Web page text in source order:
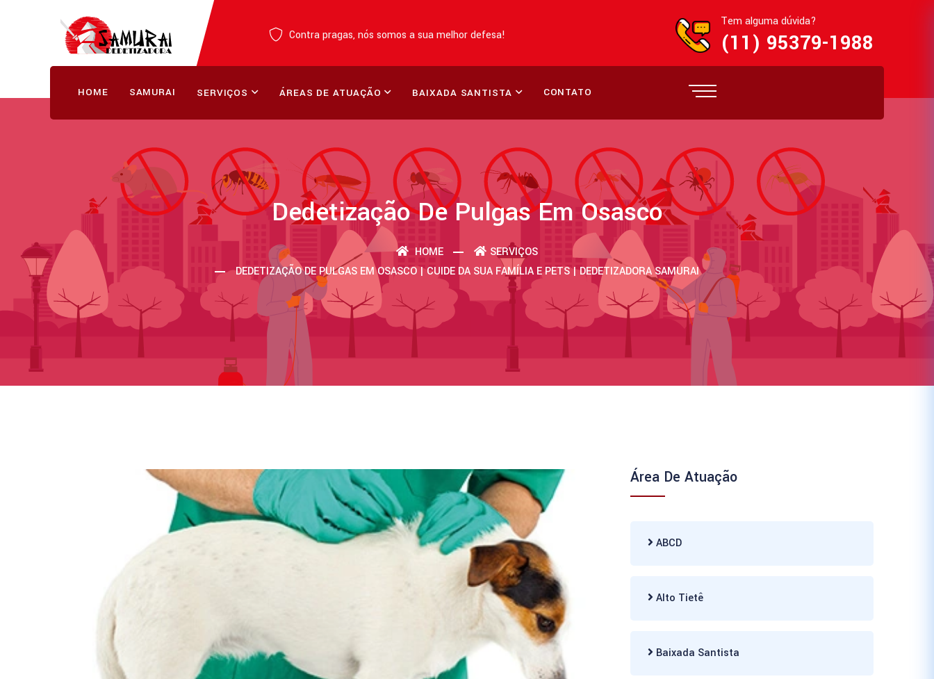
Contra pragas, nós somos a sua melhor defesa!
Tem alguma dúvida?
(11) 95379-1988
HOME SAMURAI SERVIÇOS ÁREAS DE ATUAÇÃO BAIXADA SANTISTA CONTATO
Dedetização De Pulgas Em Osasco
HOME
SERVIÇOS
DEDETIZAÇÃO DE PULGAS EM OSASCO | CUIDE DA SUA FAMÍLIA E PETS | DEDETIZADORA SAMURAI
Área De Atuação
ABCD
Alto Tietê
Baixada Santista